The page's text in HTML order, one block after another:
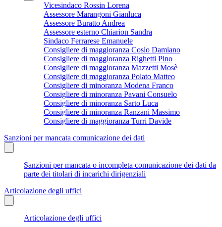
Vicesindaco Rossin Lorena
Assessore Marangoni Gianluca
Assessore Buratto Andrea
Assessore esterno Chiarion Sandra
Sindaco Ferrarese Emanuele
Consigliere di maggioranza Cosio Damiano
Consigliere di maggioranza Righetti Pino
Consigliere di maggioranza Mazzetti Mosè
Consigliere di maggioranza Polato Matteo
Consigliere di minoranza Modena Franco
Consigliere di minoranza Pavani Consuelo
Consigliere di minoranza Sarto Luca
Consigliere di minoranza Ranzani Massimo
Consigliere di maggioranza Turri Davide
Sanzioni per mancata comunicazione dei dati
Sanzioni per mancata o incompleta comunicazione dei dati da
parte dei titolari di incarichi dirigenziali
Articolazione degli uffici
Articolazione degli uffici